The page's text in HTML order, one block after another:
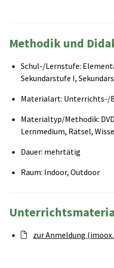
Methodik und
Schul-/Lernstufe:
Sekundarstufe I,
Materialart: Unterrichts-/
Materialtyp/Methodik:
Lernmedium, Rätsel,
Dauer: mehrtätig
Raum: Indoor, Outdoor
zur Anmeldung